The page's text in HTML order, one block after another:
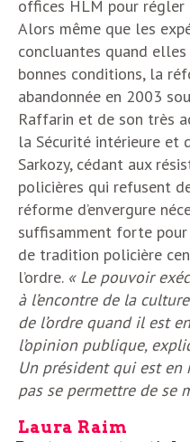
offices HLM pour régler
Alors même que les
concluantes quand
bonnes conditions, la
abandonnée en 2003
Raffarin et de son très
la Sécurité intérieure et
Sarkozy, cédant aux
policières qui refusent de
réforme d’envergure
suffisamment forte pour
de tradition policière
l’ordre. « Le pouvoir
à l’encontre de la
de l’ordre quand il est
l’opinion publique,
Un président qui est
pas se permettre de se
Laura Raim